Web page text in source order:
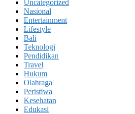
Uncategorized
Nasional
Entertainment
Lifestyle
Bali
Teknologi
Pendidikan
Travel
Hukum
Olahraga
Peristiwa
Kesehatan
Edukasi